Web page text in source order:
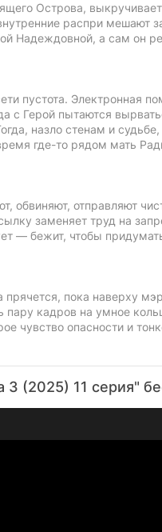
Острова,
распри мешают
Надеждовной, а сам он
пустота. Электронная
с Герой пытаются
назло стенам и
где-то рядом мать
обвиняют, отправляют
заменяет труд на
— бежит, чтобы
пока наверху
кадров на умное
чувство опасности и
(2025) 11 серия"